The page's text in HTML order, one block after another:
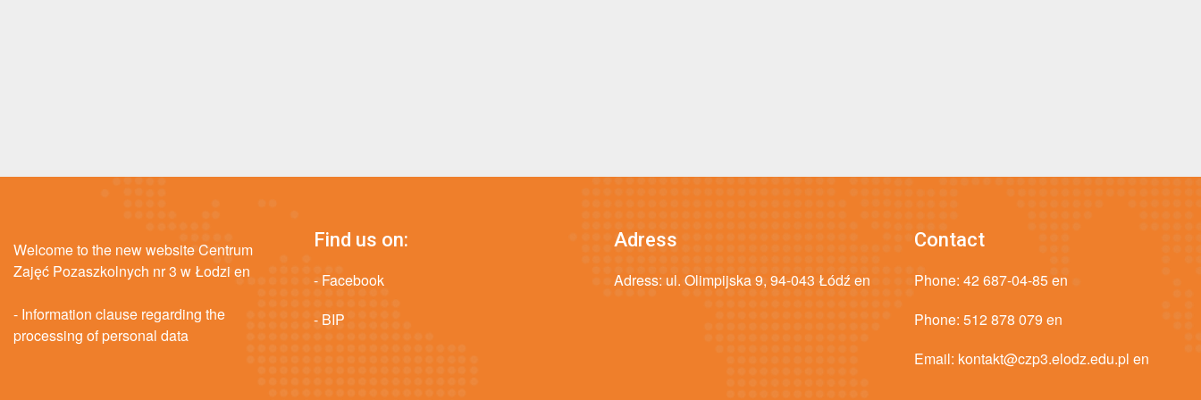
Welcome to the new website Centrum
Zajęć Pozaszkolnych nr 3 w Łodzi en
- Information clause regarding the
processing of personal data
Find us on:
- Facebook
- BIP
Adress
Adress: ul. Olimpijska 9, 94-043 Łódź en
Contact
Phone: 42 687-04-85 en
Phone: 512 878 079 en
Email: kontakt@czp3.elodz.edu.pl en